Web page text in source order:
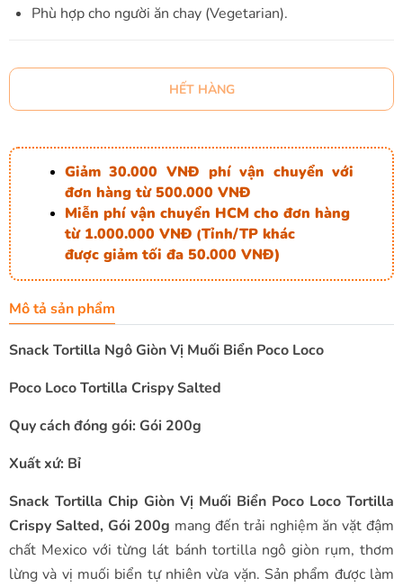
Phù hợp cho người ăn chay (Vegetarian).
HẾT HÀNG
Giảm 30.000 VNĐ phí vận chuyển với
đơn hàng từ 500.000 VNĐ
Miễn phí vận chuyển HCM cho đơn hàng
từ 1.000.000 VNĐ (Tỉnh/TP khác
được giảm tối đa 50.000 VNĐ)
Mô tả sản phẩm
Snack Tortilla Ngô Giòn Vị Muối Biển Poco Loco
Poco Loco Tortilla Crispy Salted
Quy cách đóng gói: Gói 200g
Xuất xứ: Bỉ
Snack Tortilla Chip Giòn Vị Muối Biển Poco Loco Tortilla
Crispy Salted, Gói 200g mang đến trải nghiệm ăn vặt đậm
chất Mexico với từng lát bánh tortilla ngô giòn rụm, thơm
lừng và vị muối biển tự nhiên vừa vặn. Sản phẩm được làm